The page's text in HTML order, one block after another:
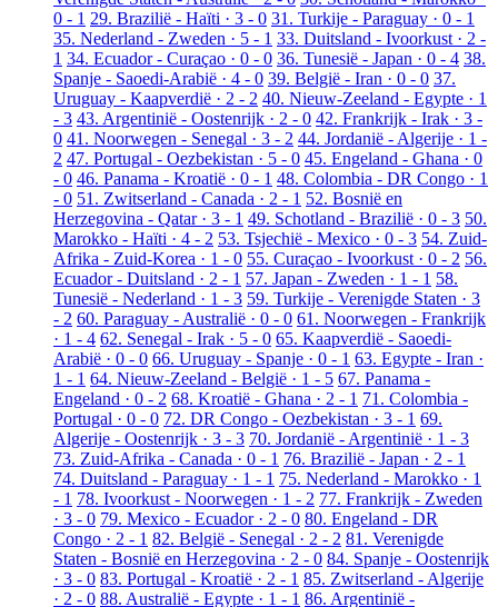
0 - 1 29. Brazilië - Haïti · 3 - 0 31. Turkije - Paraguay · 0 - 1
35. Nederland - Zweden · 5 - 1 33. Duitsland - Ivoorkust · 2 -
1 34. Ecuador - Curaçao · 0 - 0 36. Tunesië - Japan · 0 - 4 38.
Spanje - Saoedi-Arabië · 4 - 0 39. België - Iran · 0 - 0 37.
Uruguay - Kaapverdië · 2 - 2 40. Nieuw-Zeeland - Egypte · 1
- 3 43. Argentinië - Oostenrijk · 2 - 0 42. Frankrijk - Irak · 3 -
0 41. Noorwegen - Senegal · 3 - 2 44. Jordanië - Algerije · 1 -
2 47. Portugal - Oezbekistan · 5 - 0 45. Engeland - Ghana · 0
- 0 46. Panama - Kroatië · 0 - 1 48. Colombia - DR Congo · 1
- 0 51. Zwitserland - Canada · 2 - 1 52. Bosnië en
Herzegovina - Qatar · 3 - 1 49. Schotland - Brazilië · 0 - 3 50.
Marokko - Haïti · 4 - 2 53. Tsjechië - Mexico · 0 - 3 54. Zuid-
Afrika - Zuid-Korea · 1 - 0 55. Curaçao - Ivoorkust · 0 - 2 56.
Ecuador - Duitsland · 2 - 1 57. Japan - Zweden · 1 - 1 58.
Tunesië - Nederland · 1 - 3 59. Turkije - Verenigde Staten · 3
- 2 60. Paraguay - Australië · 0 - 0 61. Noorwegen - Frankrijk
· 1 - 4 62. Senegal - Irak · 5 - 0 65. Kaapverdië - Saoedi-
Arabië · 0 - 0 66. Uruguay - Spanje · 0 - 1 63. Egypte - Iran ·
1 - 1 64. Nieuw-Zeeland - België · 1 - 5 67. Panama -
Engeland · 0 - 2 68. Kroatië - Ghana · 2 - 1 71. Colombia -
Portugal · 0 - 0 72. DR Congo - Oezbekistan · 3 - 1 69.
Algerije - Oostenrijk · 3 - 3 70. Jordanië - Argentinië · 1 - 3
73. Zuid-Afrika - Canada · 0 - 1 76. Brazilië - Japan · 2 - 1
74. Duitsland - Paraguay · 1 - 1 75. Nederland - Marokko · 1
- 1 78. Ivoorkust - Noorwegen · 1 - 2 77. Frankrijk - Zweden
· 3 - 0 79. Mexico - Ecuador · 2 - 0 80. Engeland - DR
Congo · 2 - 1 82. België - Senegal · 2 - 2 81. Verenigde
Staten - Bosnië en Herzegovina · 2 - 0 84. Spanje - Oostenrijk
· 3 - 0 83. Portugal - Kroatië · 2 - 1 85. Zwitserland - Algerije
· 2 - 0 88. Australië - Egypte · 1 - 1 86. Argentinië -